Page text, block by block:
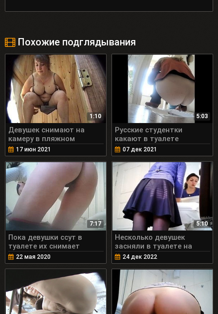
Похожие подглядывания
1:10
Девушек снимают на
камеру в пляжном
туалете
17 июн 2021
5:03
Русские студентки
какают в туалете
07 дек 2021
7:17
Пока девушки ссут в
туалете их снимает
скрытая камера
22 мая 2020
5:10
Несколько девушек
засняли в туалете на
камеру
24 дек 2022